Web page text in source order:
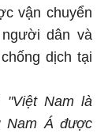
vận chuyển
dân và
dịch tại
"Việt Nam là
Nam Á được